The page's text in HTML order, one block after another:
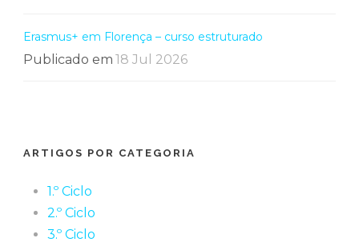
Erasmus+ em Florença – curso estruturado
Publicado em 18 Jul 2026
ARTIGOS POR CATEGORIA
1.º Ciclo
2.º Ciclo
3.º Ciclo